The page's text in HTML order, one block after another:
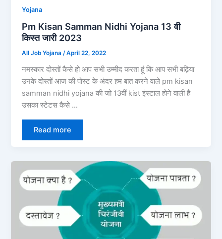
Yojana
Pm Kisan Samman Nidhi Yojana 13 वी
किस्त जारी 2023
All Job Yojana/April 22, 2022
नमस्कार दोस्तों कैसे हो आप सभी उम्मीद करता हूं कि आप सभी बढ़िया
उनके दोस्तों आज की पोस्ट के अंदर हम बात करने वाले pm kisan
samman nidhi yojana की जो 13वीं kist इंस्टाल होने वाली है
उसका स्टेटस कैसे …
Read more